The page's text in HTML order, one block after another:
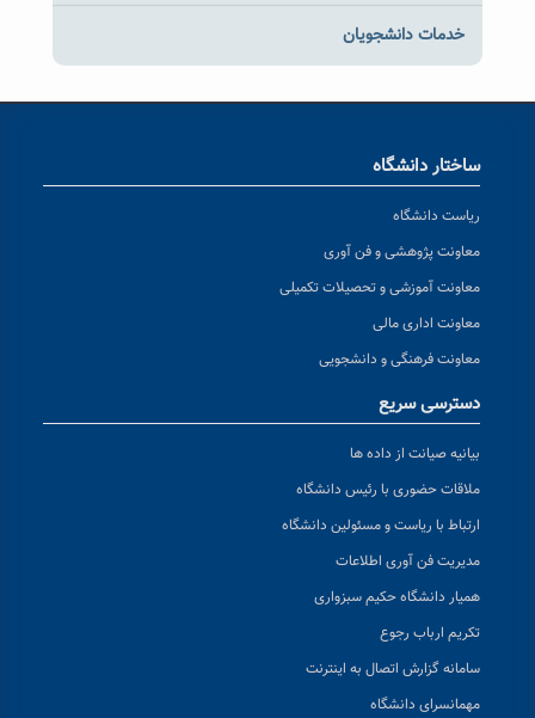
خدمات دانشجویان
ساختار دانشگاه
ریاست دانشگاه
معاونت پژوهشی و فن آوری
معاونت آموزشی و تحصیلات تکمیلی
معاونت اداری مالی
معاونت فرهنگی و دانشجویی
دسترسی سریع
بیانیه صیانت از داده ها
ملاقات حضوری با رئیس دانشگاه
ارتباط با ریاست و مسئولین دانشگاه
مدیریت فن آوری اطلاعات
همیار دانشگاه حکیم سبزواری
تکریم ارباب رجوع
سامانه گزارش اتصال به اینترنت
مهمانسرای دانشگاه